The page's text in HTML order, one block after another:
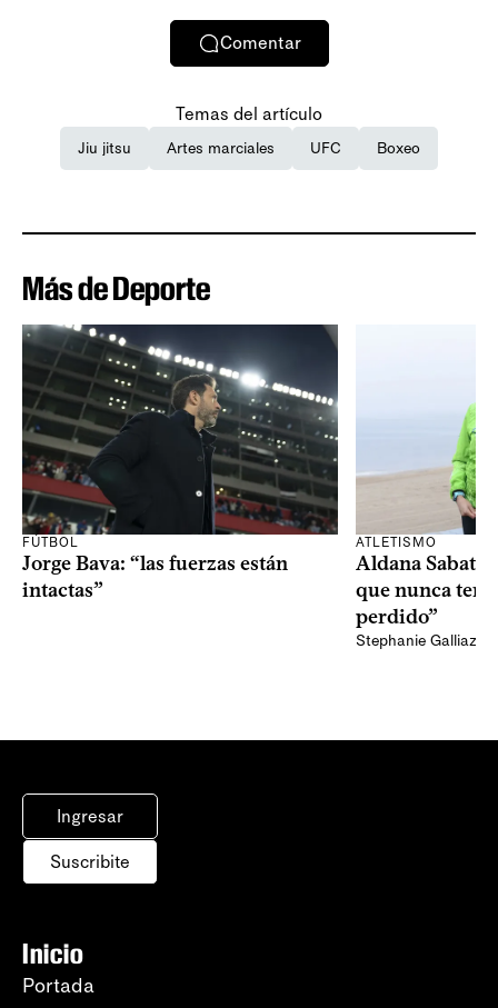
Comentar
Temas del artículo
Jiu jitsu Artes marciales UFC Boxeo
Más de Deporte
FÚTBOL
Jorge Bava: “las fuerzas están
intactas”
ATLETISMO
Aldana
que nunca
perdido”
Stephanie Galliazzi
Ingresar
Suscribite
Inicio
Portada